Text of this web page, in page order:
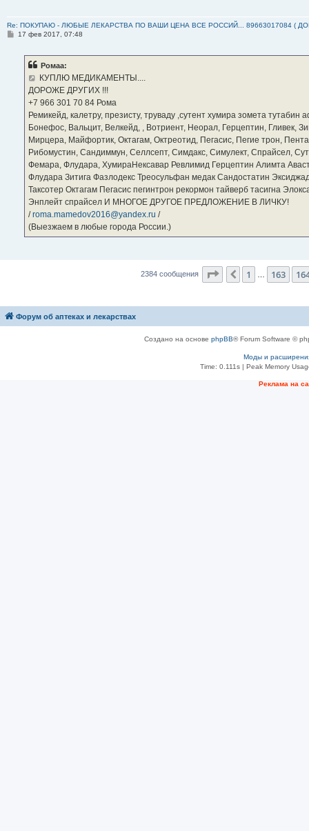
Re: ПОКУПАЮ - ЛЮБЫЕ ЛЕКАРСТВА ПО ВАШИ ЦЕНА ВСЕ РОССИЙ... 89663017084 (
С17 фев 2017, 07:48
Ромаа:
КУПЛЮ МЕДИКАМЕНТЫ....
ДОРОЖЕ ДРУГИХ !!!
‪+7 966 301 70 84‬ Рома
Ремикейд, калетру, презисту, труваду ,сутент хумира зомета
Бонефос, Вальцит, Велкейд, , Вотриент, Неорал, Герцептин, Гливек,
Мирцера, Майфортик, Октагам, Октреотид, Пегасис, Пегие трон,
Рибомустин, Сандиммун, Селлсепт, Симдакс, Симулект, Спрайсел,
Фемара, Флудара, ХумираНексавар Ревлимид Герцептин Алимта
Флудара Зитига Фазлодекс Треосульфан медак Сандостатин
Таксотер Октагам Пегасис пегинтрон рекормон тайверб тасигна
Энплейт спрайсел И МНОГОЕ ДРУГОЕ ПРЕДЛОЖЕНИЕ В ЛИЧКУ!
/roma.mamedov2016@yandex.ru /
(Выезжаем в любые города России.)
2384 сообщения Страница 165из
Пред.
1 163
Форум об аптеках и лекарствах
Создано на основе phpBB® Forum Software ©
Моды и
Time: 0.111s| Peak Memory
Рeклама на